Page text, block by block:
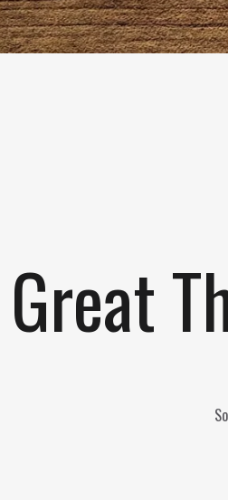
Great